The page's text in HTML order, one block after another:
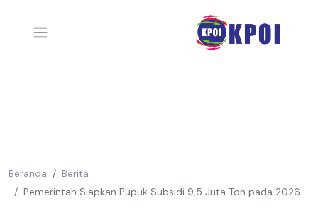
Beranda
Berita
Pemerintah Siapkan Pupuk Subsidi 9,5 Juta Ton pada 2026